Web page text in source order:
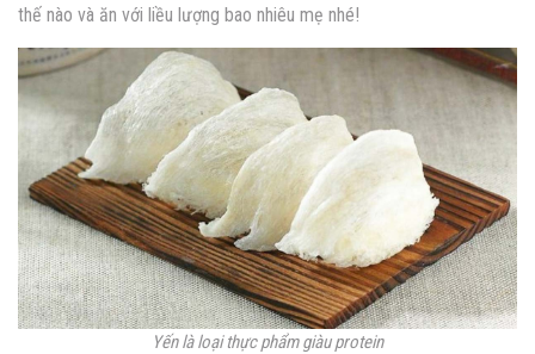
thế nào và ăn với liều lượng bao nhiêu mẹ nhé!
Yến là loại thực phẩm giàu protein